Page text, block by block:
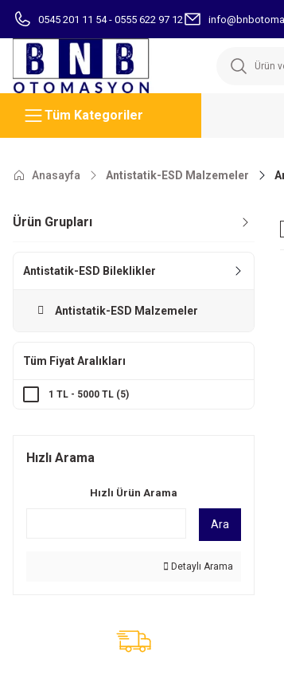
0545 201 11 54 - 0555 622 97 12
Tüm Kategoriler
Anasayfa Antistatik-ESD Malzemeler
Ürün Grupları
Antistatik-ESD Bileklikler
Antistatik-ESD Malzemeler
Tüm Fiyat Aralıkları
1 TL - 5000 TL (5)
Hızlı Arama
Hızlı Ürün Arama
Ara
Detaylı Arama